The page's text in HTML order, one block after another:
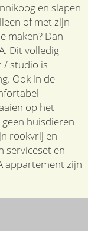
en slapen
of met zijn
maken? Dan
Dit volledig
/ studio is
Ook in de
op het
huisdieren
rookvrij en
serviceset en
appartement zijn